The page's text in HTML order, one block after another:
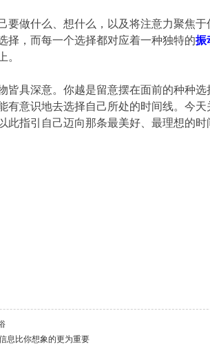
做什么、想什么，以及将注意力聚焦于
择，而每一个选择都对应着一种独特的振
。
具深意。你越是留意摆在面前的种种选
意识地去选择自己所处的时间线。今天
指引自己迈向那条最美好、最理想的时
息比你想象的更为重要